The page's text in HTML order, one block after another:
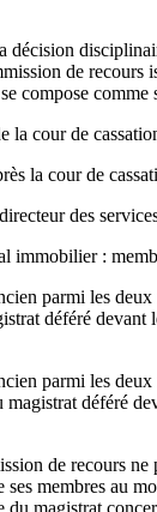
décision
de recours
compose comme
la cour de
la cour de
des
immobilier :
parmi les deux
déféré devant
parmi les deux
magistrat déféré
de recours ne
ses membres au
du magistrat